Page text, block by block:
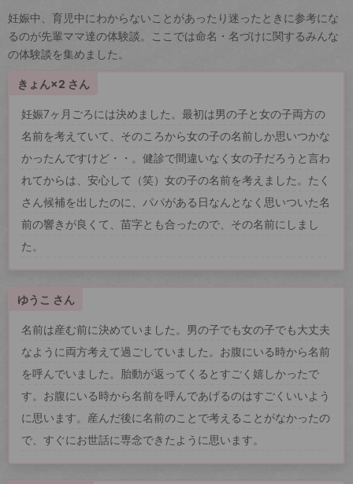
妊娠中、育児中にわからないことがあったり迷ったときに参考にな
るのが先輩ママ達の体験談。ここでは命名・名づけに関するみんな
の体験談を集めました。
きょん×2 さん
妊娠7ヶ月ごろには決めました。最初は男の子と女の子両方の
名前を考えていて、そのころから女の子の名前しか思いつかな
かったんですけど・・。健診で間違いなく女の子だろうと言わ
れてからは、安心して（笑）女の子の名前を考えました。たく
さん候補を出したのに、パパがある日なんとなく思いついた名
前の響きが良くて、苗字とも合ったので、その名前にしまし
た。
ゆうこ さん
名前は産む前に決めていました。男の子でも女の子でも大丈夫
なように両方考えて過ごしていました。お腹にいる時から名前
を呼んでいました。胎動が返ってくるとすごく嬉しかったで
す。お腹にいる時から名前を呼んであげるのはすごくいいよう
に思います。産んだ後に名前のことで考えることがなかったの
で、すぐにお世話に専念できたように思います。